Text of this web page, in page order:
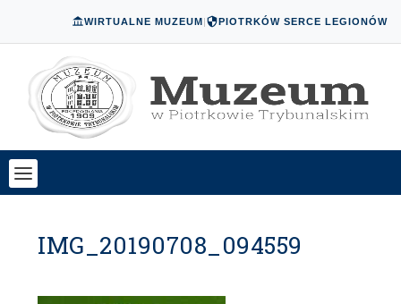
WIRTUALNE MUZEUM| PIOTRKÓW SERCE LEGIONÓW
IMG_20190708_094559